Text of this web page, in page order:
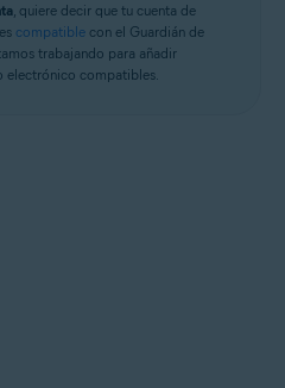
, quiere decir que tu cuenta de
compatible con el Guardián de
trabajando para añadir
electrónico compatibles.